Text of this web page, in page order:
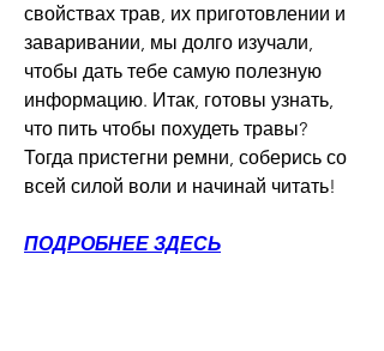
свойствах трав, их приготовлении и
заваривании, мы долго изучали,
чтобы дать тебе самую полезную
информацию. Итак, готовы узнать,
что пить чтобы похудеть травы?
Тогда пристегни ремни, соберись со
всей силой воли и начинай читать!
ПОДРОБНЕЕ ЗДЕСЬ